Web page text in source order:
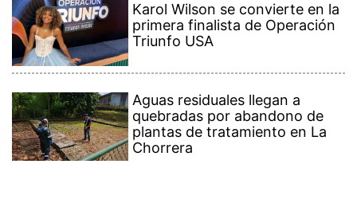
Karol Wilson se convierte en la
primera finalista de Operación
Triunfo USA
Aguas residuales llegan a
quebradas por abandono de
plantas de tratamiento en La
Chorrera